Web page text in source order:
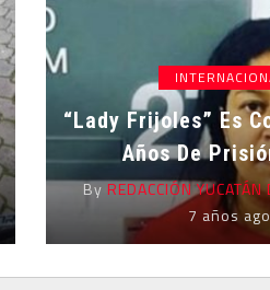
“Lady Frijoles” Es
Años De
ByREDACCIÓN YUCATÁN
7 años ago